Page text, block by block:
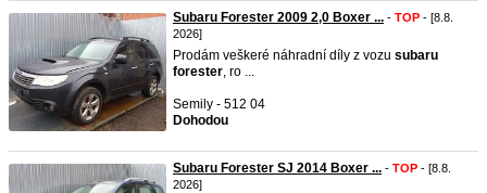
Subaru Forester 2009 2,0 Boxer ... - TOP - [8.8.
2026]
Prodám veškeré náhradní díly z vozu subaru
forester, ro ...
Semily - 512 04
Dohodou
Subaru Forester SJ 2014 Boxer ... - TOP - [8.8.
2026]